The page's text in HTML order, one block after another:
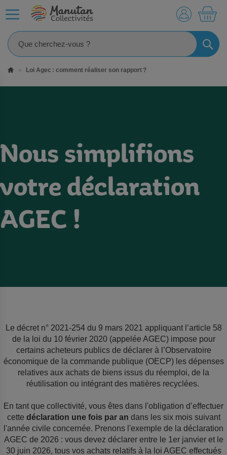
Loi Agec : comment réaliser son rapport ?
Nous simplifions
votre déclaration
AGEC !
Le décret n° 2021-254 du 9 mars 2021 appliquant l’article 58
de la loi du 10 février 2020 (appelée AGEC) impose pour
certains acheteurs publics de déclarer à l’Observatoire
économique de la commande publique (OECP) les dépenses
relatives aux achats de biens issus du réemploi, de la
réutilisation ou intégrant des matières recyclées.
En tant que collectivité, vous êtes dans l'obligation d’effectuer
cette déclaration une fois par an dans les six mois suivant
l'année civile concernée. Prenons l'exemple de la déclaration
AGEC de 2026 : vous devez déclarer entre le 1er janvier et le
30 juin 2026, tous vos achats relatifs à la loi AGEC effectués